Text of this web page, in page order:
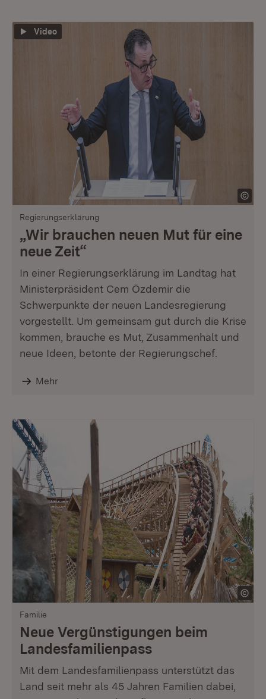
Video
Regierungserklärung
„Wir brauchen neuen Mut für eine
neue Zeit“
In einer Regierungserklärung im Landtag hat
Ministerpräsident Cem Özdemir die
Schwerpunkte der neuen Landesregierung
vorgestellt. Um gemeinsam gut durch die Krise
kommen, brauche es Mut, Zusammenhalt und
neue Ideen, betonte der Regierungschef.
Mehr
Familie
Neue Vergünstigungen beim
Landesfamilienpass
Mit dem Landesfamilienpass unterstützt das
Land seit mehr als 45 Jahren Familien dabei,